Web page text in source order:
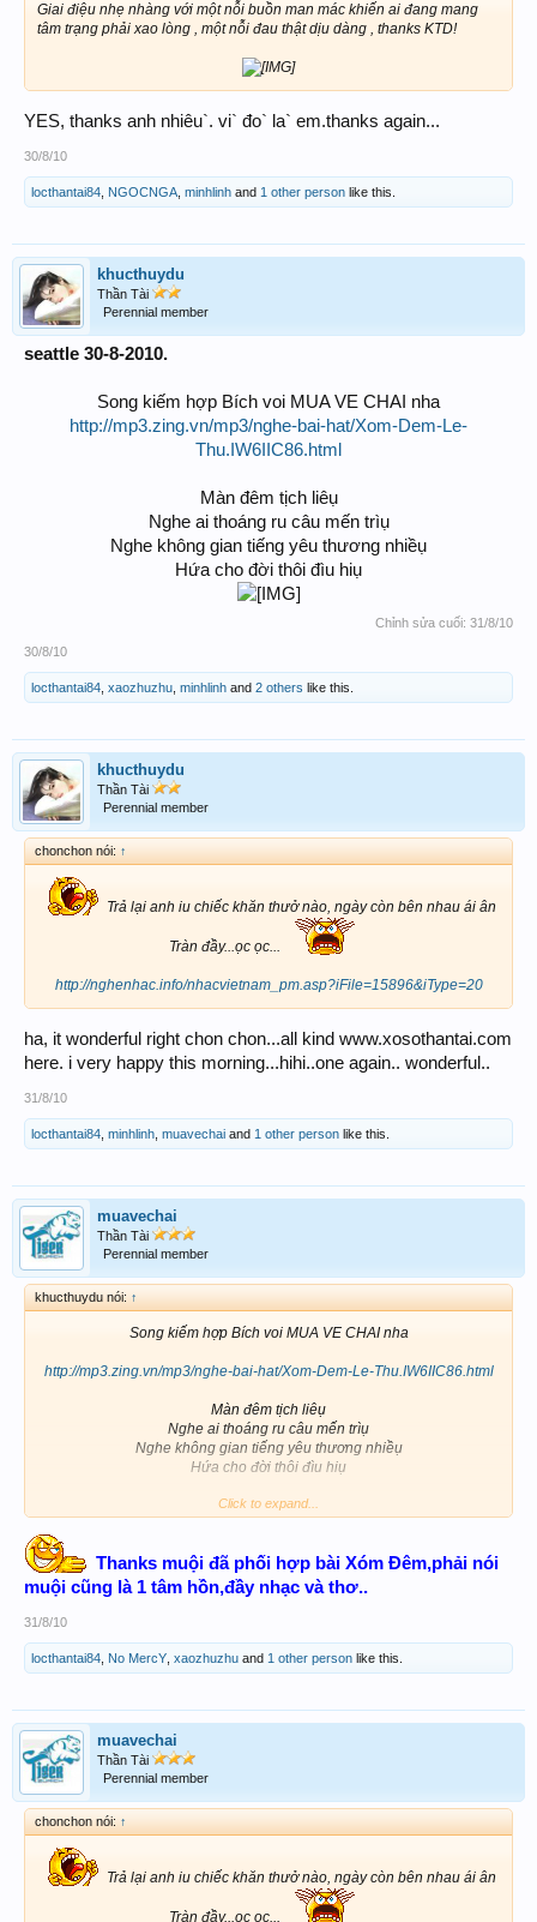
Giai điệu nhẹ nhàng với một nỗi buồn man mác khiến ai đang mang
tâm trạng phải xao lòng , một nỗi đau thật dịu dàng , thanks KTD!
YES, thanks anh nhiêu`. vi` đo` la` em.thanks again...
30/8/10
locthantai84 NGOCNGA minhlinh and 1 other person like this.
khucthuydu
Thần Tài
Perennial member
seattle 30-8-2010.
Song kiếm hợp Bích voi MUA VE CHAI nha
http://mp3.zing.vn/mp3/nghe-bai-hat/Xom-Dem-Le-
Thu.IW6IIC86.html
Màn đêm tịch liêụ
Nghe ai thoáng ru câu mến trìụ
Nghe không gian tiếng yêu thương nhiềụ
Hứa cho đời thôi đìu hiụ
Chỉnh sửa cuối: 31/8/10
30/8/10
locthantai84 xaozhuzhu minhlinh and 2 others like this.
khucthuydu
Thần Tài
Perennial member
chonchon nói: ↑
Trả lại anh iu chiếc khăn thưở nào, ngày còn bên nhau ái ân
Tràn đầy...ọc ọc...
http://nghenhac.info/nhacvietnam_pm.asp?iFile=15896&iType=20
ha, it wonderful right chon chon...all kind www.xosothantai.com
here. i very happy this morning...hihi..one again.. wonderful..
31/8/10
locthantai84 minhlinh muavechai and 1 other person like this.
muavechai
Thần Tài
Perennial member
khucthuydu nói: ↑
Song kiếm hợp Bích voi MUA VE CHAI nha
http://mp3.zing.vn/mp3/nghe-bai-hat/Xom-Dem-Le-Thu.IW6IIC86.html
Màn đêm tịch liêụ
Nghe ai thoáng ru câu mến trìụ
Nghe không gian tiếng yêu thương nhiềụ
Hứa cho đời thôi đìu hiụ
Click to expand...
Thanks muội đã phối hợp bài Xóm Đêm,phải nói
muội cũng là 1 tâm hồn,đầy nhạc và thơ..
31/8/10
locthantai84 No MercY xaozhuzhu and 1 other person like this.
muavechai
Thần Tài
Perennial member
chonchon nói: ↑
Trả lại anh iu chiếc khăn thưở nào, ngày còn bên nhau ái ân
Tràn đầy...ọc ọc...